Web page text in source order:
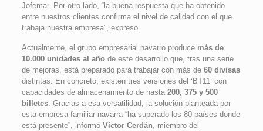
Jofemar. Por otro lado, “la buena respuesta que ha obtenido
entre nuestros clientes confirma el nivel de calidad con el que
trabaja nuestra empresa”, expresó.
Actualmente, el grupo empresarial navarro producemás de
10.000 unidades al añode este desarrollo que, tras una serie
de mejoras, está preparado para trabajar con más de60 divisas
distintas. En concreto, existen tres versiones del ‘BT11’ con
capacidades de almacenamiento de hasta 200, 375 y 500
billetes. Gracias a esa versatilidad, la solución planteada por
esta empresa familiar navarra “ha superado los 80 países donde
está presente”, informó Víctor Cerdán, miembro del